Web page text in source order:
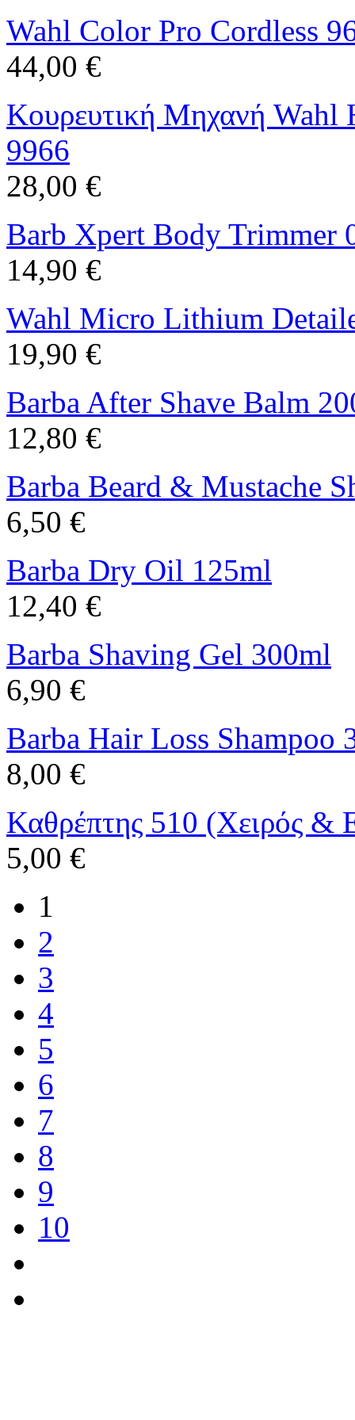
Wahl Color Pro Cordless
44,00 €
Κουρευτική Μηχανή Wahl
9966
28,00 €
Barb Xpert Body Trimmer
14,90 €
Wahl Micro Lithium
19,90 €
Barba After Shave Balm
12,80 €
Barba Beard & Mustache
6,50 €
Barba Dry Oil 125ml
12,40 €
Barba Shaving Gel 300ml
6,90 €
Barba Hair Loss Shampoo
8,00 €
Καθρέπτης 510 (Χειρός &
5,00 €
1
2
3
4
5
6
7
8
9
10